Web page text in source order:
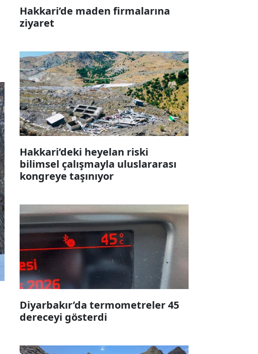
Hakkari’de maden firmalarına
ziyaret
Hakkari’deki heyelan riski
bilimsel çalışmayla uluslararası
kongreye taşınıyor
Diyarbakır’da termometreler 45
dereceyi gösterdi